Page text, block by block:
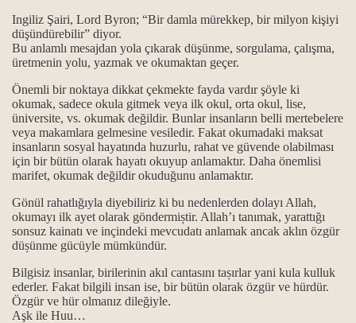
Ingiliz Şairi, Lord Byron; “Bir damla mürekkep, bir milyon kişiyi
düşündürebilir” diyor.
Bu anlamlı mesajdan yola çıkarak düşünme, sorgulama, çalışma,
üretmenin yolu, yazmak ve okumaktan geçer.
Önemli bir noktaya dikkat çekmekte fayda vardır şöyle ki
okumak, sadece okula gitmek veya ilk okul, orta okul, lise,
üniversite, vs. okumak değildir. Bunlar insanların belli mertebelere
veya makamlara gelmesine vesiledir. Fakat okumadaki maksat
insanların sosyal hayatında huzurlu, rahat ve güvende olabilması
için bir bütün olarak hayatı okuyup anlamaktır. Daha önemlisi
marifet, okumak değildir okuduğunu anlamaktır.
Gönül rahatlığıyla diyebiliriz ki bu nedenlerden dolayı Allah,
okumayı ilk ayet olarak göndermiștir. Allah’ı tanımak, yarattığı
sonsuz kainatı ve inçindeki mevcudatı anlamak ancak aklın özgür
düșünme gücüyle mümkündür.
Bilgisiz insanlar, birilerinin akıl cantasını tașırlar yani kula kulluk
ederler. Fakat bilgili insan ise, bir bütün olarak özgür ve hürdür.
Özgür ve hür olmanız dileğiyle.
Aşk ile Huu…
bayramını kutlamaları, gerçeği yansıtmıyor...
değil OKUMAKtır...